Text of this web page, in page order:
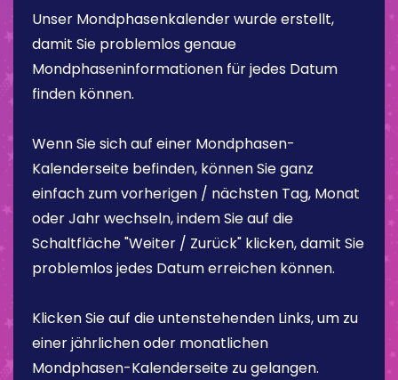
Unser Mondphasenkalender wurde erstellt,
damit Sie problemlos genaue
Mondphaseninformationen für jedes Datum
finden können.
Wenn Sie sich auf einer Mondphasen-
Kalenderseite befinden, können Sie ganz
einfach zum vorherigen / nächsten Tag, Monat
oder Jahr wechseln, indem Sie auf die
Schaltfläche "Weiter / Zurück" klicken, damit Sie
problemlos jedes Datum erreichen können.
Klicken Sie auf die untenstehenden Links, um zu
einer jährlichen oder monatlichen
Mondphasen-Kalenderseite zu gelangen.